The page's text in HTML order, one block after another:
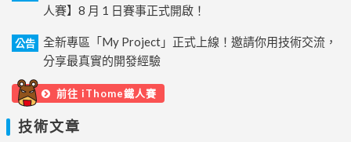
人賽】8 月 1 日賽事正式開啟！
公告
全新專區「My Project」正式上線！邀請你用技術交流，
分享最真實的開發經驗
前往 iThome鐵人賽
技術文章